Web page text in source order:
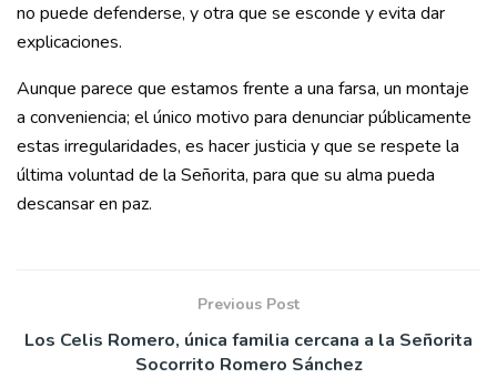
no puede defenderse, y otra que se esconde y evita dar
explicaciones.
Aunque parece que estamos frente a una farsa, un montaje
a conveniencia; el único motivo para denunciar públicamente
estas irregularidades, es hacer justicia y que se respete la
última voluntad de la Señorita, para que su alma pueda
descansar en paz.
Previous Post
Los Celis Romero, única familia cercana a la Señorita
Socorrito Romero Sánchez